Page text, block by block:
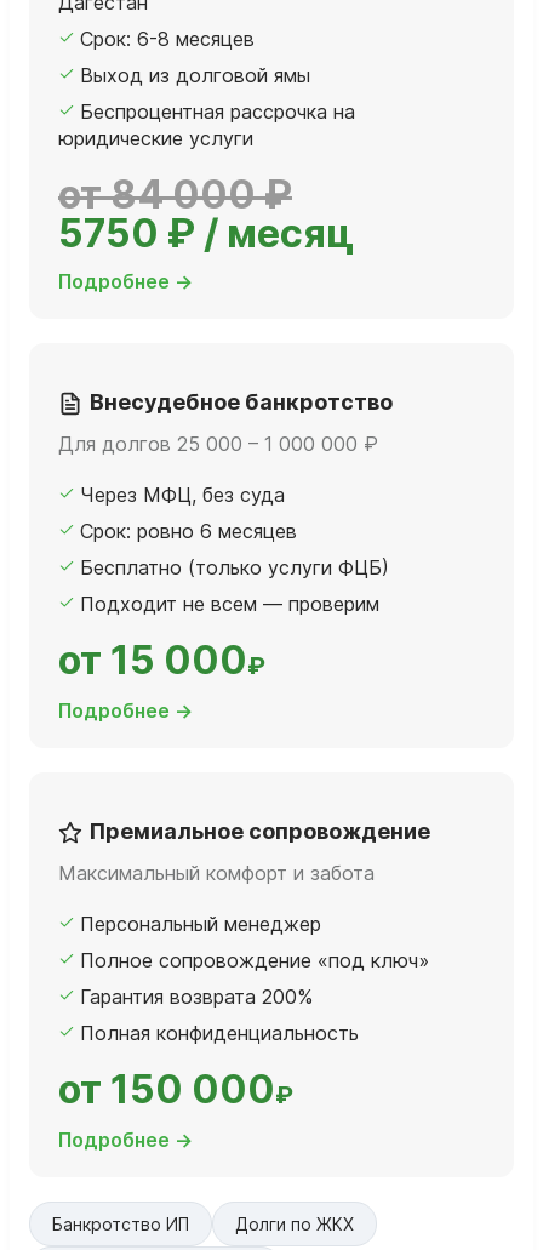
Срок: 6-8 месяцев
Выход из долговой ямы
Беспроцентная рассрочка на
юридические услуги
от 84 000 ₽
5750 ₽ / месяц
Подробнее →
Внесудебное банкротство
Для долгов 25 000 – 1 000 000 ₽
Через МФЦ, без суда
Срок: ровно 6 месяцев
Бесплатно (только услуги ФЦБ)
Подходит не всем — проверим
от 15 000₽
Подробнее →
Премиальное сопровождение
Максимальный комфорт и забота
Персональный менеджер
Полное сопровождение «под ключ»
Гарантия возврата 200%
Полная конфиденциальность
от 150 000₽
Подробнее →
Банкротство ИП Долги по ЖКХ